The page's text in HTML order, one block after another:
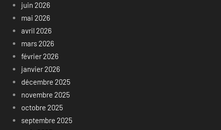
juin 2026
mai 2026
avril 2026
mars 2026
février 2026
janvier 2026
décembre 2025
novembre 2025
octobre 2025
septembre 2025